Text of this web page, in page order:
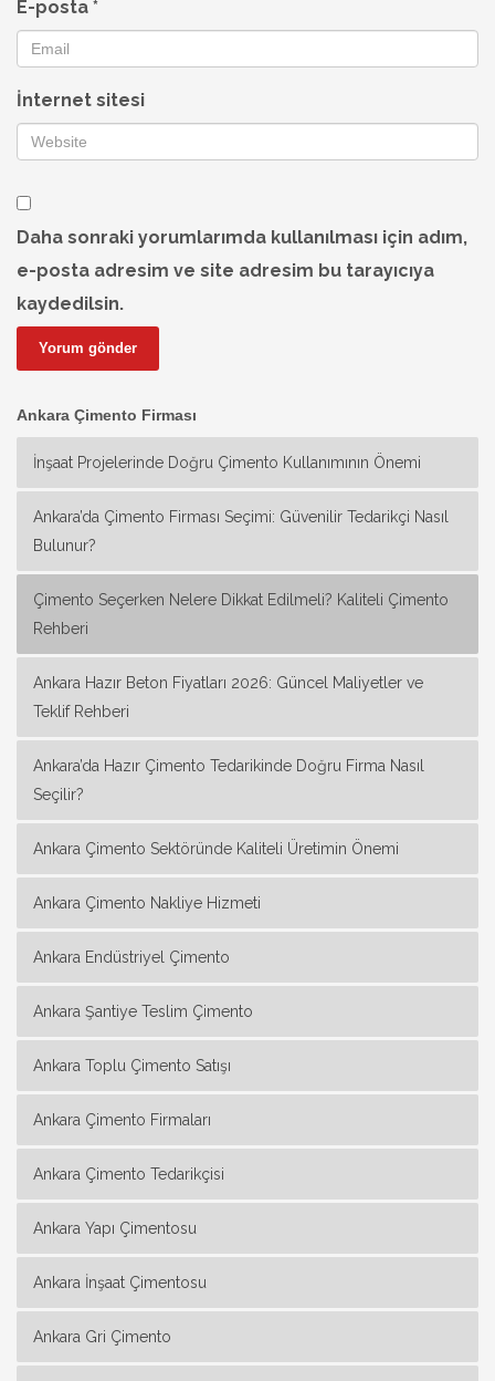
E-posta *
İnternet sitesi
Daha sonraki yorumlarımda kullanılması için adım,
e-posta adresim ve site adresim bu tarayıcıya
kaydedilsin.
Ankara Çimento Firması
İnşaat Projelerinde Doğru Çimento Kullanımının Önemi
Ankara’da Çimento Firması Seçimi: Güvenilir Tedarikçi Nasıl
Bulunur?
Çimento Seçerken Nelere Dikkat Edilmeli? Kaliteli Çimento
Rehberi
Ankara Hazır Beton Fiyatları 2026: Güncel Maliyetler ve
Teklif Rehberi
Ankara’da Hazır Çimento Tedarikinde Doğru Firma Nasıl
Seçilir?
Ankara Çimento Sektöründe Kaliteli Üretimin Önemi
Ankara Çimento Nakliye Hizmeti
Ankara Endüstriyel Çimento
Ankara Şantiye Teslim Çimento
Ankara Toplu Çimento Satışı
Ankara Çimento Firmaları
Ankara Çimento Tedarikçisi
Ankara Yapı Çimentosu
Ankara İnşaat Çimentosu
Ankara Gri Çimento